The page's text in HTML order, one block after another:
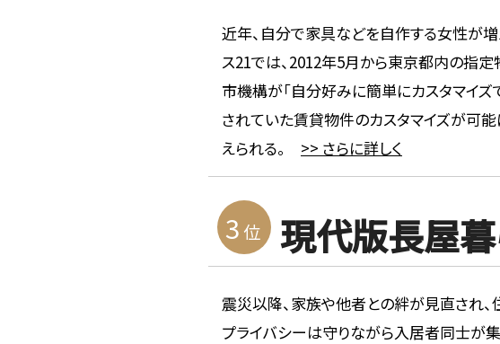
近年、自分で家具などを自作する女性が
ス21では、2012年5月から東京都内の指
市機構が「自分好みに簡単にカスタマイズ
されていた賃貸物件のカスタマイズが可
えられる。 >> さらに詳しく
3 位 現代版長屋暮
震災以降、家族や他者との絆が見直され、
プライバシーは守りながら入居者同士が集